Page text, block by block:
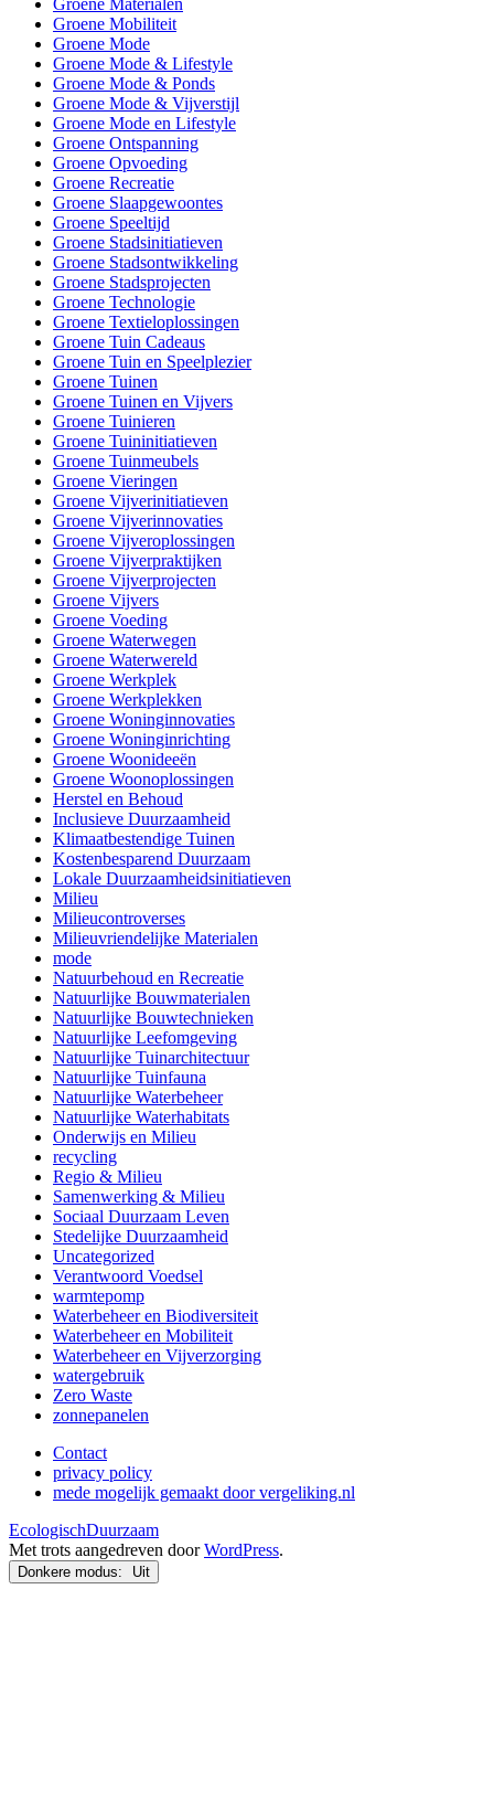
Groene Mobiliteit
Groene Mode
Groene Mode & Lifestyle
Groene Mode & Ponds
Groene Mode & Vijverstijl
Groene Mode en Lifestyle
Groene Ontspanning
Groene Opvoeding
Groene Recreatie
Groene Slaapgewoontes
Groene Speeltijd
Groene Stadsinitiatieven
Groene Stadsontwikkeling
Groene Stadsprojecten
Groene Technologie
Groene Textieloplossingen
Groene Tuin Cadeaus
Groene Tuin en Speelplezier
Groene Tuinen
Groene Tuinen en Vijvers
Groene Tuinieren
Groene Tuininitiatieven
Groene Tuinmeubels
Groene Vieringen
Groene Vijverinitiatieven
Groene Vijverinnovaties
Groene Vijveroplossingen
Groene Vijverpraktijken
Groene Vijverprojecten
Groene Vijvers
Groene Voeding
Groene Waterwegen
Groene Waterwereld
Groene Werkplek
Groene Werkplekken
Groene Woninginnovaties
Groene Woninginrichting
Groene Woonideeën
Groene Woonoplossingen
Herstel en Behoud
Inclusieve Duurzaamheid
Klimaatbestendige Tuinen
Kostenbesparend Duurzaam
Lokale Duurzaamheidsinitiatieven
Milieu
Milieucontroverses
Milieuvriendelijke Materialen
mode
Natuurbehoud en Recreatie
Natuurlijke Bouwmaterialen
Natuurlijke Bouwtechnieken
Natuurlijke Leefomgeving
Natuurlijke Tuinarchitectuur
Natuurlijke Tuinfauna
Natuurlijke Waterbeheer
Natuurlijke Waterhabitats
Onderwijs en Milieu
recycling
Regio & Milieu
Samenwerking & Milieu
Sociaal Duurzaam Leven
Stedelijke Duurzaamheid
Uncategorized
Verantwoord Voedsel
warmtepomp
Waterbeheer en Biodiversiteit
Waterbeheer en Mobiliteit
Waterbeheer en Vijverzorging
watergebruik
Zero Waste
zonnepanelen
Contact
privacy policy
mede mogelijk gemaakt door vergeliking.nl
EcologischDuurzaam
Met trots aangedreven doorWordPress.
Donkere modus: